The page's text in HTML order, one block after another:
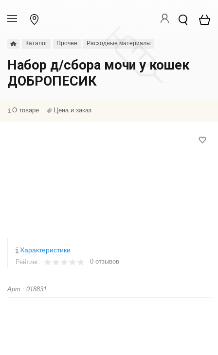
Каталог Прочее Расходные материалы
Набор д/сбора мочи у кошек
ДОБРОПЕСИК
О товаре Цена и заказ
Характеристики
Рейтинг: 0 отзывов
Арт.: 018831